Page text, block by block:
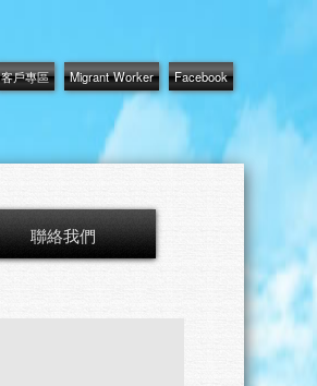
客戶專區 Migrant Worker Facebook
聯絡我們